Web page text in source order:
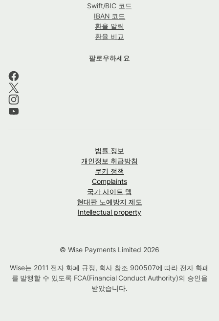
Swift/BIC 코드
IBAN 코드
환율 알림
환율 비교
팔로우하세요
법률 정보
개인정보 취급방침
쿠키 정책
Complaints
국가 사이트 맵
현대판 노예방지 제도
Intellectual property
© Wise Payments Limited 2026
Wise는 2011 전자 화폐 규정, 회사 참조 900507에 따라 전자 화폐
를 발행할 수 있도록 FCA(Financial Conduct Authority)의 승인을
받았습니다.